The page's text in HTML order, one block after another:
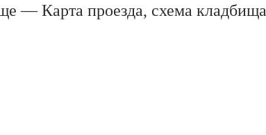
— Карта проезда, схема кладбища